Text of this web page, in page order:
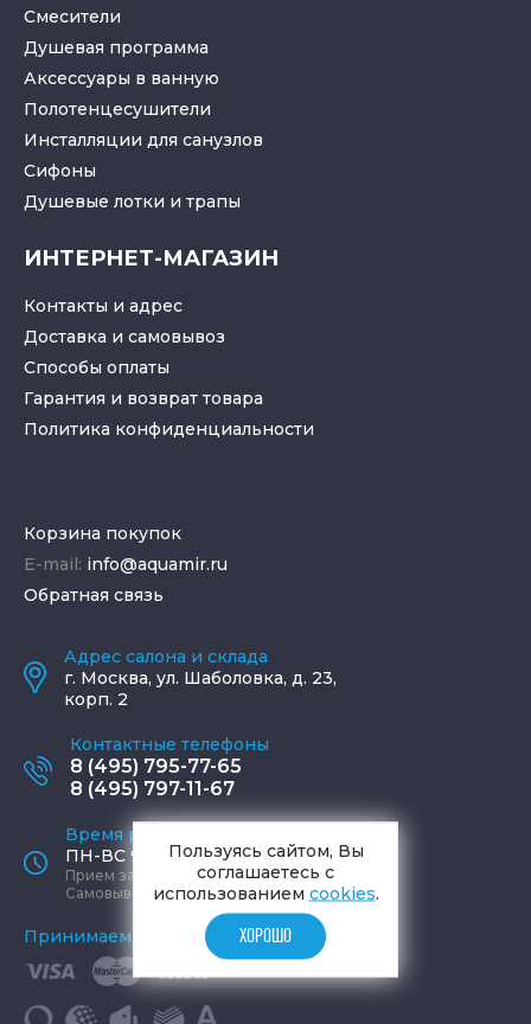
Смесители
Душевая программа
Аксессуары в ванную
Полотенцесушители
Инсталляции для санузлов
Cифоны
Душевые лотки и трапы
ИНТЕРНЕТ-МАГАЗИН
Контакты и адрес
Доставка и самовывоз
Способы оплаты
Гарантия и возврат товара
Политика конфиденциальности
Корзина покупок
E-mail: info@aquamir.ru
Обратная связь
Адрес салона и склада
г. Москва, ул. Шаболовка, д. 23,
корп. 2
Контактные телефоны
8 (495) 795-77-65
8 (495) 797-11-67
Время работы офиса
ПН-ВС 9:00 - 19:00
Прием заказов круглосуточно
Самовывоз ПН-СБ 9-19, ВС 12-17
Принимаем к оплате
Пользуясь сайтом, Вы
соглашаетесь с
использованием cookies.
ХОРОШО